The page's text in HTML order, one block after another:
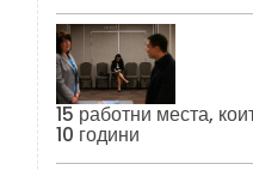
15 работни места,
10 години